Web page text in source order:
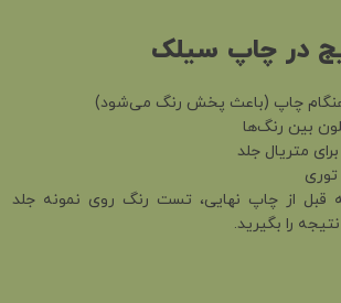
در چاپ سیلک
هنگام چاپ (باعث پخش رنگ می‌شود)
بین رنگ‌ها
متریال جلد
قبل از چاپ نهایی، تست رنگ روی نمونه جلد
را بگیرید.